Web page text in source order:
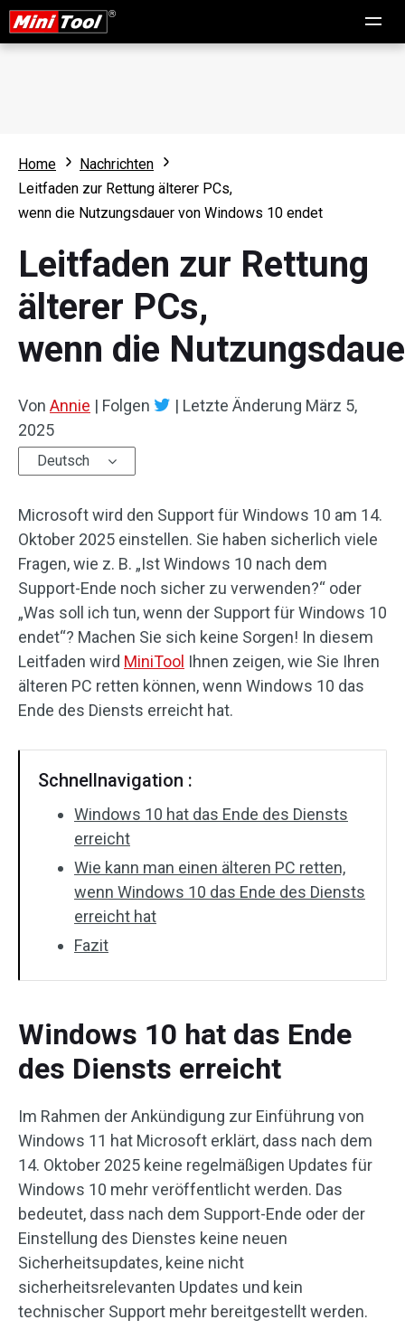
Home
Nachrichten
Leitfaden zur Rettung älterer PCs,
wenn die Nutzungsdauer von Windows 10 endet
Leitfaden zur Rettung
älterer PCs,
wenn die
Von Annie | Folgen | Letzte Änderung März 5,
2025
Deutsch
Microsoft wird den Support für Windows 10 am 14.
Oktober 2025 einstellen. Sie haben sicherlich viele
Fragen, wie z. B. „Ist Windows 10 nach dem
Support-Ende noch sicher zu verwenden?“ oder
„Was soll ich tun, wenn der Support für Windows 10
endet“? Machen Sie sich keine Sorgen! In diesem
Leitfaden wird MiniTool Ihnen zeigen, wie Sie Ihren
älteren PC retten können, wenn Windows 10 das
Ende des Diensts erreicht hat.
Schnellnavigation :
Windows 10 hat das Ende des Diensts
erreicht
Wie kann man einen älteren PC retten,
wenn Windows 10 das Ende des Diensts
erreicht hat
Fazit
Windows 10 hat das Ende
des Diensts erreicht
Im Rahmen der Ankündigung zur Einführung von
Windows 11 hat Microsoft erklärt, dass nach dem
14. Oktober 2025 keine regelmäßigen Updates für
Windows 10 mehr veröffentlicht werden. Das
bedeutet, dass nach dem Support-Ende oder der
Einstellung des Dienstes keine neuen
Sicherheitsupdates, keine nicht
sicherheitsrelevanten Updates und kein
technischer Support mehr bereitgestellt werden.